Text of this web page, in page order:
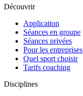
Découvrir
Application
Séances en groupe
Séances privées
Pour les entreprises
Quel sport choisir
Tarifs coaching
Disciplines